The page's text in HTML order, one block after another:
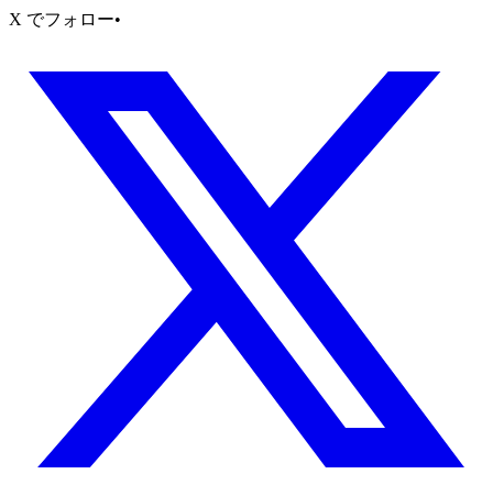
X でフォロー•